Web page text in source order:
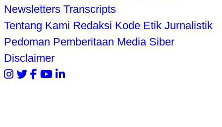
Newsletters Transcripts
Tentang Kami Redaksi Kode Etik Jurnalistik
Pedoman Pemberitaan Media Siber
Disclaimer